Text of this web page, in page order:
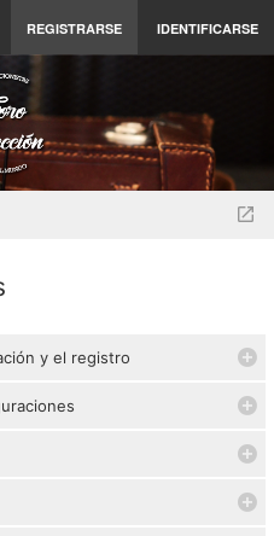
REGISTRARSE IDENTIFICARSE
y el registro